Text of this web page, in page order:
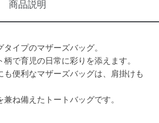
商品説明
イプのマザーズバッグ。
で育児の日常に彩りを添えます。
も便利なマザーズバッグは、肩掛けも
ね備えたトートバッグです。